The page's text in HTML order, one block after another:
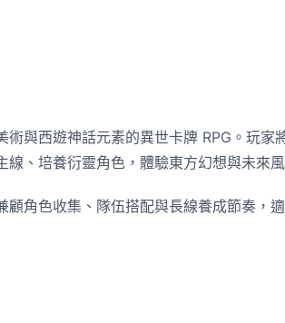
與西遊神話元素的異世卡牌 RPG。玩家
、培養衍靈角色，體驗東方幻想與未來
角色收集、隊伍搭配與長線養成節奏，